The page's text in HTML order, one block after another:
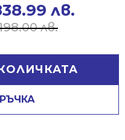
лв.
лв.